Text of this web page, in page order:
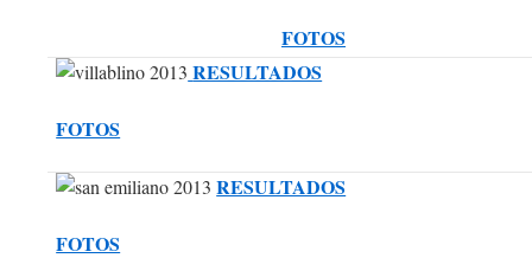
FOTOS
RESULTADOS
FOTOS
RESULTADOS
FOTOS